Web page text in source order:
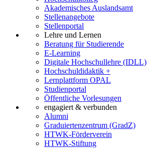
Akademisches Auslandsamt
Stellenangebote
Stellenportal
Lehre und Lernen
Beratung für Studierende
E-Learning
Digitale Hochschullehre (IDLL)
Hochschuldidaktik +
Lernplattform OPAL
Studienportal
Öffentliche Vorlesungen
engagiert & verbunden
Alumni
Graduiertenzentrum (GradZ)
HTWK-Förderverein
HTWK-Stiftung